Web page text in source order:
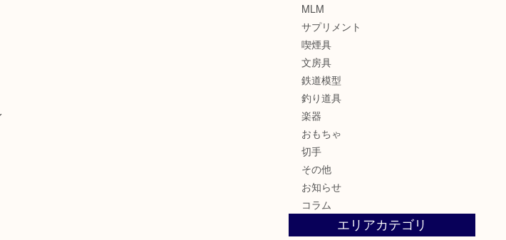
MLM
サプリメント
喫煙具
文房具
鉄道模型
釣り道具
楽器
おもちゃ
切手
その他
お知らせ
コラム
エリアカテゴリ